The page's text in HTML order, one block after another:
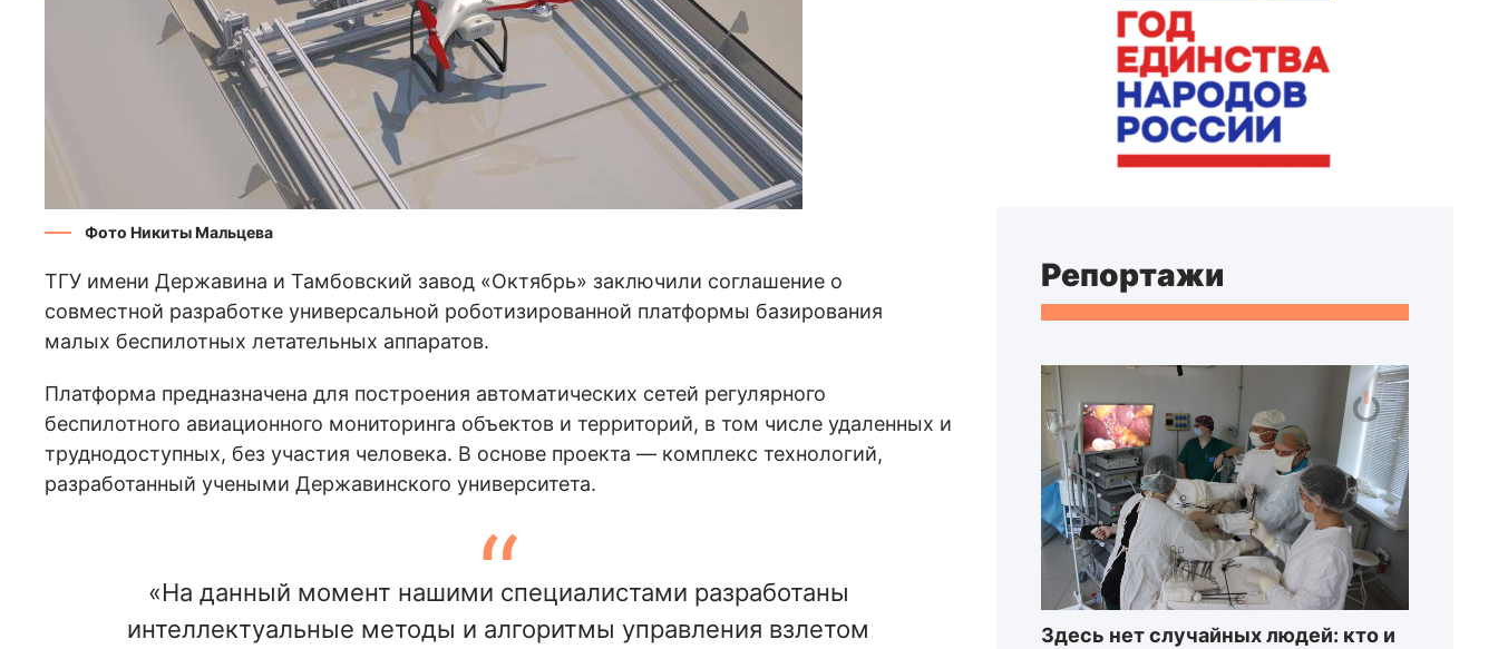
Фото Никиты Мальцева
ТГУ имени Державина и Тамбовский завод «Октябрь» заключили соглашение о
совместной разработке универсальной роботизированной платформы базирования
малых беспилотных летательных аппаратов.
Платформа предназначена для построения автоматических сетей регулярного
беспилотного авиационного мониторинга объектов и территорий, в том числе удаленных и
труднодоступных, без участия человека. В основе проекта — комплекс технологий,
разработанный учеными Державинского университета.
«На данный момент нашими специалистами разработаны
интеллектуальные методы и алгоритмы управления взлетом
Репортажи
Здесь нет случайных людей: кто и